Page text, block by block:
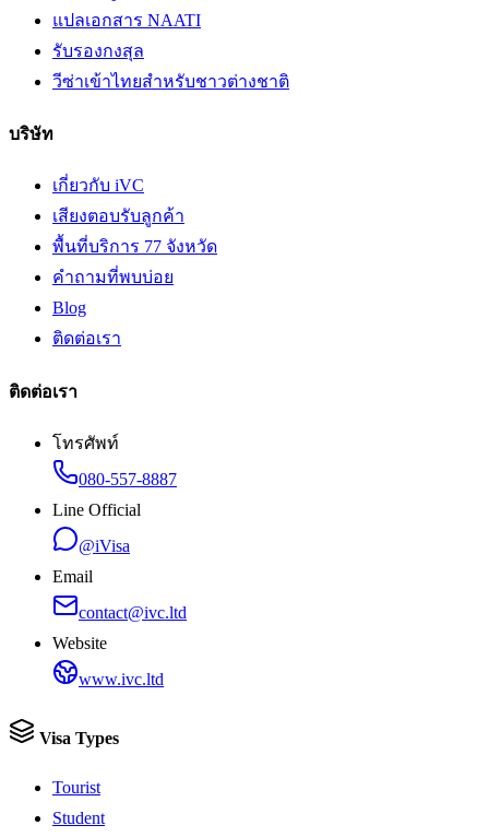
แปลเอกสาร NAATI
รับรองกงสุล
วีซ่าเข้าไทยสำหรับชาวต่างชาติ
บริษัท
เกี่ยวกับ iVC
เสียงตอบรับลูกค้า
พื้นที่บริการ 77 จังหวัด
คำถามที่พบบ่อย
Blog
ติดต่อเรา
ติดต่อเรา
โทรศัพท์
080-557-8887
Line Official
@iVisa
Email
contact@ivc.ltd
Website
www.ivc.ltd
Visa Types
Tourist
Student